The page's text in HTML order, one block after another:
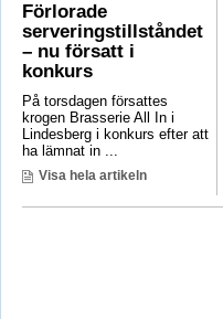
Förlorade
serveringstillståndet
– nu försatt i
konkurs
På torsdagen försattes
krogen Brasserie All In i
Lindesberg i konkurs efter att
ha lämnat in ...
Visa hela artikeln